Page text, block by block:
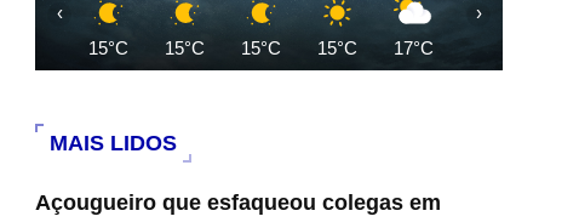
15°C 15°C 15°C 15°C 17°C
‹ ›
MAIS LIDOS
Açougueiro que esfaqueou colegas em